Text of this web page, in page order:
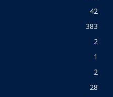
42
383
2
1
2
28